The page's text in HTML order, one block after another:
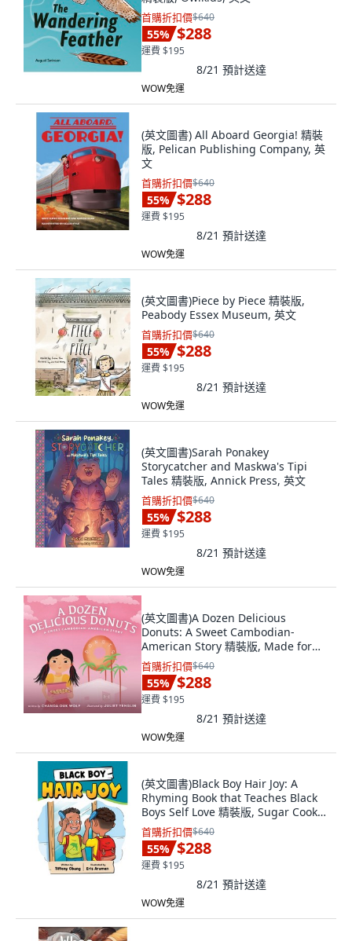
首購折扣價$640
55% $288
運費 $195
8/21 預計送達
WOW免運
(英文圖書) All Aboard Georgia! 精裝
版, Pelican Publishing Company, 英
文
首購折扣價$640
55% $288
運費 $195
8/21 預計送達
WOW免運
(英文圖書)Piece by Piece 精裝版,
Peabody Essex Museum, 英文
首購折扣價$640
55% $288
運費 $195
8/21 預計送達
WOW免運
(英文圖書)Sarah Ponakey
Storycatcher and Maskwa's Tipi
Tales 精裝版, Annick Press, 英文
首購折扣價$640
55% $288
運費 $195
8/21 預計送達
WOW免運
(英文圖書)A Dozen Delicious
Donuts: A Sweet Cambodian-
American Story 精裝版, Made for
Success, 英文
首購折扣價$640
55% $288
運費 $195
8/21 預計送達
WOW免運
(英文圖書)Black Boy Hair Joy: A
Rhyming Book that Teaches Black
Boys Self Love 精裝版, Sugar Cookie
Books, 英文
首購折扣價$640
55% $288
運費 $195
8/21 預計送達
WOW免運